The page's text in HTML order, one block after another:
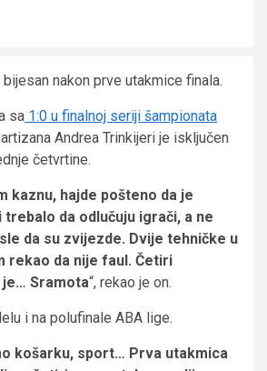
nakon prve utakmice finala.
sa 1:0 u finalnoj seriji šampionata
Andrea Trinkijeri je isključen
četvrtine.
kaznu, hajde pošteno da je
trebalo da odlučuju igrači, a ne
da su zvijezde. Dvije tehničke u
rekao da nije faul. Četiri
Sramota“, rekao je on.
i na polufinale ABA lige.
košarku, sport… Prva utakmica